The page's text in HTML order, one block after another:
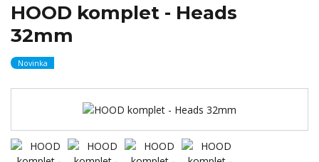
HOOD komplet - Heads
32mm
Novinka